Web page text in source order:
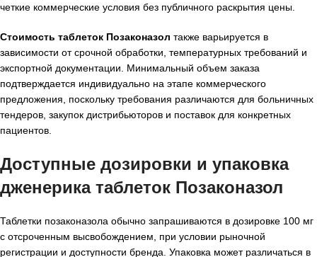
четкие коммерческие условия без публичного раскрытия цены.
Стоимость таблеток Позаконазол также варьируется в
зависимости от срочной обработки, температурных требований и
экспортной документации. Минимальный объем заказа
подтверждается индивидуально на этапе коммерческого
предложения, поскольку требования различаются для больничных
тендеров, закупок дистрибьюторов и поставок для конкретных
пациентов.
Доступные дозировки и упаковка
дженерика таблеток Позаконазол
Таблетки позаконазола обычно запрашиваются в дозировке 100 мг
с отсроченным высвобождением, при условии рыночной
регистрации и доступности бренда. Упаковка может различаться в